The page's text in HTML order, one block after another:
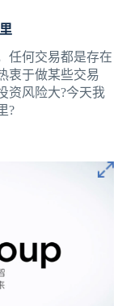
任何交易都是存在
衷于做某些交易
资风险大?今天我
?